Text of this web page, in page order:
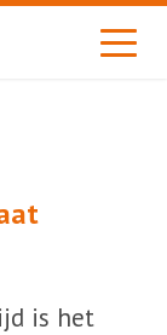
is het